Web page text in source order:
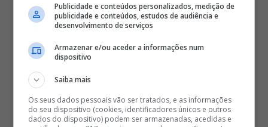
Publicidade e conteúdos personalizados, medição de
publicidade e conteúdos, estudos de audiência e
desenvolvimento de serviços
Armazenar e/ou aceder a informações num
dispositivo
Saiba mais
Os seus dados pessoais vão ser tratados, e as informações
do seu dispositivo (cookies, identificadores únicos e outros
dados do dispositivo) podem ser armazenadas, acedidas e